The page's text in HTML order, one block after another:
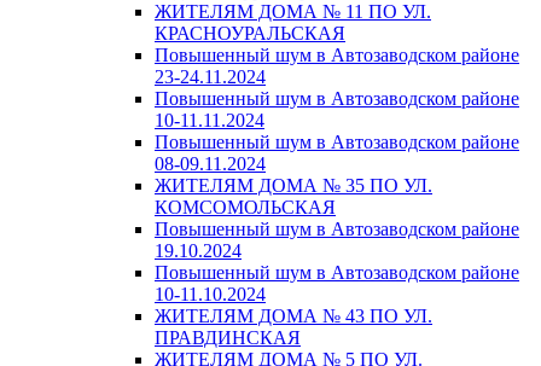
ЖИТЕЛЯМ ДОМА № 11 ПО УЛ.
КРАСНОУРАЛЬСКАЯ
Повышенный шум в Автозаводском районе
23-24.11.2024
Повышенный шум в Автозаводском районе
10-11.11.2024
Повышенный шум в Автозаводском районе
08-09.11.2024
ЖИТЕЛЯМ ДОМА № 35 ПО УЛ.
КОМСОМОЛЬСКАЯ
Повышенный шум в Автозаводском районе
19.10.2024
Повышенный шум в Автозаводском районе
10-11.10.2024
ЖИТЕЛЯМ ДОМА № 43 ПО УЛ.
ПРАВДИНСКАЯ
ЖИТЕЛЯМ ДОМА № 5 ПО УЛ.